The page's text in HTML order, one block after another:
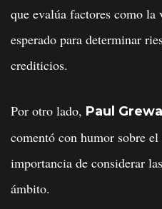
que evalúa factores como
esperado para determinar
crediticios.
Por otro lado, Paul Grewal
comentó con humor sobre el
importancia de considerar
ámbito.